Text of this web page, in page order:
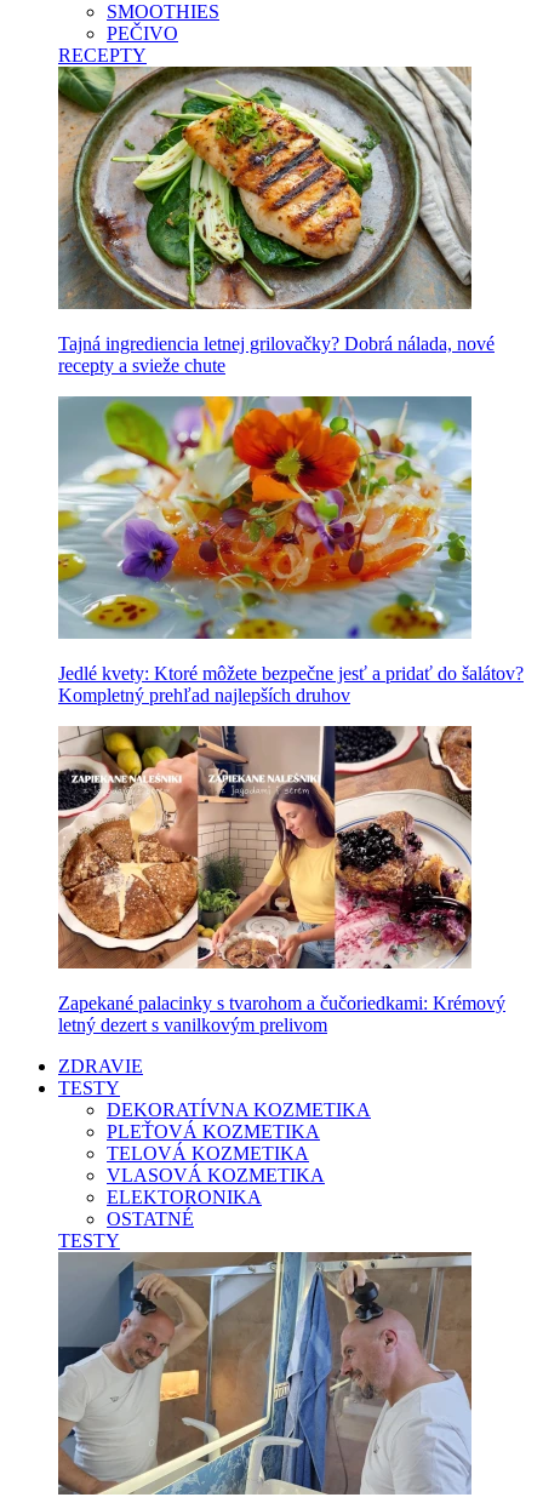
SMOOTHIES
PEČIVO
RECEPTY
Tajná ingrediencia letnej grilovačky? Dobrá nálada, nové
recepty a svieže chute
Jedlé kvety: Ktoré môžete bezpečne jesť a pridať do šalátov?
Kompletný prehľad najlepších druhov
Zapekané palacinky s tvarohom a čučoriedkami: Krémový
letný dezert s vanilkovým prelivom
ZDRAVIE
TESTY
DEKORATÍVNA KOZMETIKA
PLEŤOVÁ KOZMETIKA
TELOVÁ KOZMETIKA
VLASOVÁ KOZMETIKA
ELEKTORONIKA
OSTATNÉ
TESTY